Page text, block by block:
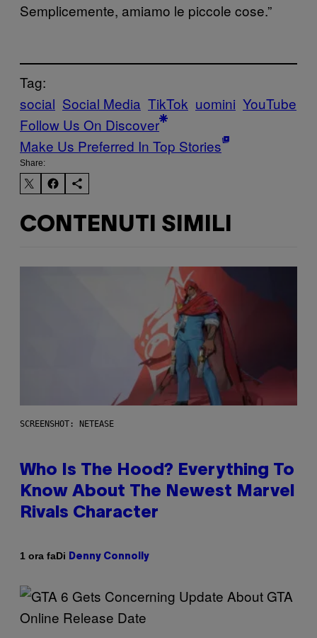
Semplicemente, amiamo le piccole cose.”
Tag:
social Social Media TikTok uomini YouTube
Follow Us On Discover
Make Us Preferred In Top Stories
Share:
CONTENUTI SIMILI
SCREENSHOT: NETEASE
Who Is The Hood? Everything To
Know About The Newest Marvel
Rivals Character
1 ora faDi Denny Connolly